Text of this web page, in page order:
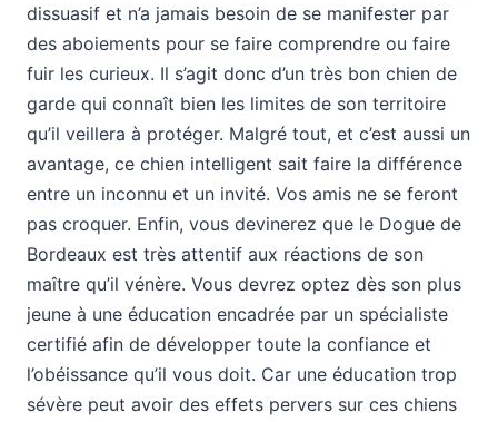
dissuasif et n’a jamais besoin de se manifester par
des aboiements pour se faire comprendre ou faire
fuir les curieux. Il s’agit donc d’un très bon chien de
garde qui connaît bien les limites de son territoire
qu’il veillera à protéger. Malgré tout, et c’est aussi un
avantage, ce chien intelligent sait faire la différence
entre un inconnu et un invité. Vos amis ne se feront
pas croquer. Enfin, vous devinerez que le Dogue de
Bordeaux est très attentif aux réactions de son
maître qu’il vénère. Vous devrez optez dès son plus
jeune à une éducation encadrée par un spécialiste
certifié afin de développer toute la confiance et
l’obéissance qu’il vous doit. Car une éducation trop
sévère peut avoir des effets pervers sur ces chiens